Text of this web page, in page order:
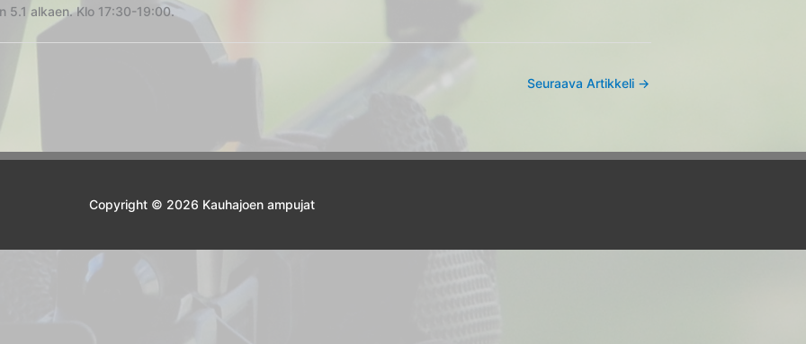
5.1 alkaen. Klo 17:30-19:00.
Seuraava Artikkeli →
Copyright © 2026 Kauhajoen ampujat